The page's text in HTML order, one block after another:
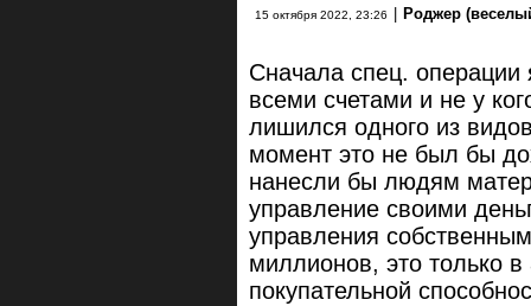
15 октября 2022, 23:26 Роджер
Сначала спец. операции
всеми счетами и не у
лишился одного из
момент это не был бы
нанесли бы людям
управление своими
управления
миллионов, это только
покупательной